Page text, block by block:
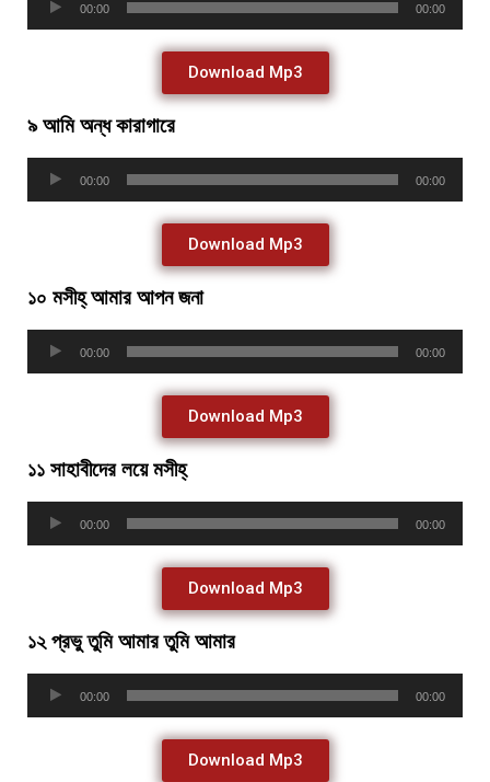
00:00 00:00
Download Mp3
৯ আমি অন্ধ কারাগারে
00:00 00:00
Download Mp3
১০ মসীহ্ আমার আপন জনা
00:00 00:00
Download Mp3
১১ সাহাবীদের লয়ে মসীহ্
00:00 00:00
Download Mp3
১২ প্রভু তুমি আমার তুমি আমার
00:00 00:00
Download Mp3